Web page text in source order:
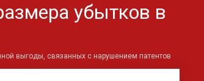
убытков в
выгоды, связанных с нарушением патентов